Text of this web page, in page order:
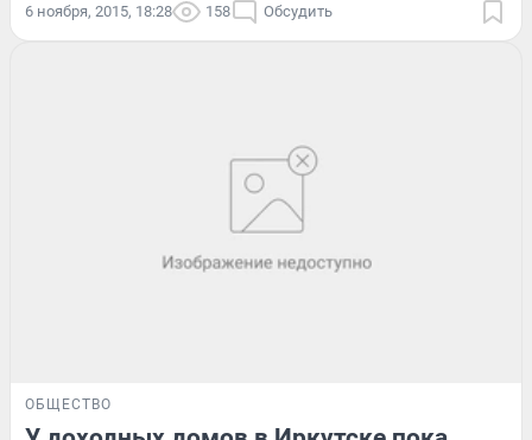
6 ноября, 2015, 18:28 158 Обсудить
ОБЩЕСТВО